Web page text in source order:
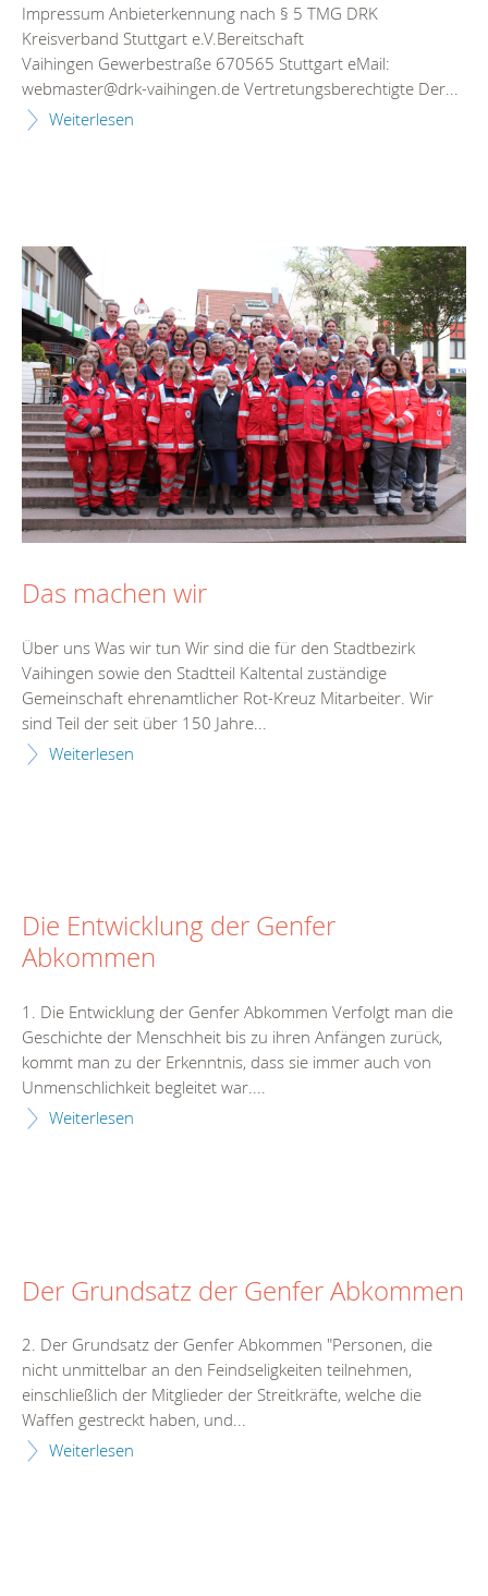
Impressum Anbieterkennung nach § 5 TMG DRK
Kreisverband Stuttgart e.V.Bereitschaft
Vaihingen Gewerbestraße 670565 Stuttgart eMail:
webmaster@drk-vaihingen.de Vertretungsberechtigte Der...
Weiterlesen
Das machen wir
Über uns Was wir tun Wir sind die für den Stadtbezirk
Vaihingen sowie den Stadtteil Kaltental zuständige
Gemeinschaft ehrenamtlicher Rot-Kreuz Mitarbeiter. Wir
sind Teil der seit über 150 Jahre...
Weiterlesen
Die Entwicklung der Genfer
Abkommen
1. Die Entwicklung der Genfer Abkommen Verfolgt man die
Geschichte der Menschheit bis zu ihren Anfängen zurück,
kommt man zu der Erkenntnis, dass sie immer auch von
Unmenschlichkeit begleitet war....
Weiterlesen
Der Grundsatz der Genfer Abkommen
2. Der Grundsatz der Genfer Abkommen "Personen, die
nicht unmittelbar an den Feindseligkeiten teilnehmen,
einschließlich der Mitglieder der Streitkräfte, welche die
Waffen gestreckt haben, und...
Weiterlesen